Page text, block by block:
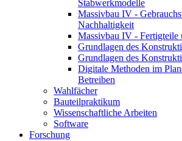
Stabwerkmodelle
Massivbau IV -
Nachhaltigkeit
Massivbau IV - Fertigteile
Grundlagen des
Grundlagen des
Digitale Methoden im
Betreiben
Wahlfächer
Bauteilpraktikum
Wissenschaftliche Arbeiten
Software
Forschung